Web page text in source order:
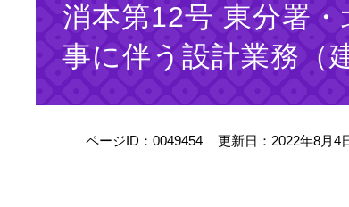
消本第12号 東分署
事に伴う設計業務（
ページID：0049454 更新日：2022年8月4